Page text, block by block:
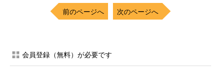
前のページへ 次のページへ
会員登録（無料）が必要です